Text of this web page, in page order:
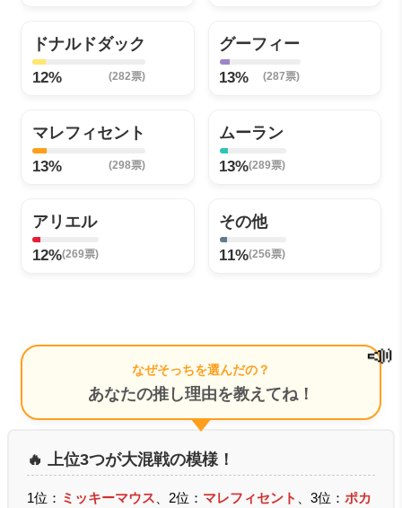
ドナルドダック
12% (282票)
グーフィー
13% (287票)
マレフィセント
13% (298票)
ムーラン
13%(289票)
アリエル
12%(269票)
その他
11%(256票)
なぜそっちを選んだの？
あなたの推し理由を教えてね！
📣
🔥 上位3つが大混戦の模様！
1位： ミッキーマウス 、2位： マレフィセント 、3位： ポカ